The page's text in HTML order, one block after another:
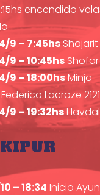
encendido
9 – 7:45hsShajarit
9 – 10:45hsShofar
9 – 18:00hsMinja
Lacroze
9 – 19:32hs
KIPUR
– 18:34 Inicio